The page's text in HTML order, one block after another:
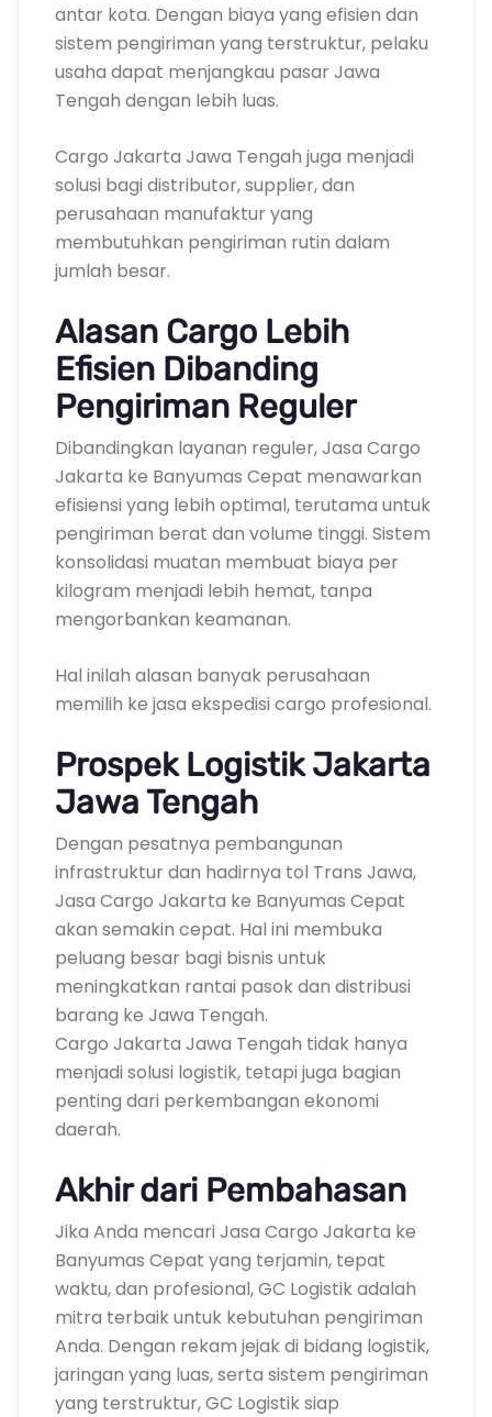
antar kota. Dengan biaya yang efisien dan
sistem pengiriman yang terstruktur, pelaku
usaha dapat menjangkau pasar Jawa
Tengah dengan lebih luas.
Cargo Jakarta Jawa Tengah juga menjadi
solusi bagi distributor, supplier, dan
perusahaan manufaktur yang
membutuhkan pengiriman rutin dalam
jumlah besar.
Alasan Cargo Lebih
Efisien Dibanding
Pengiriman Reguler
Dibandingkan layanan reguler, Jasa Cargo
Jakarta ke Banyumas Cepat menawarkan
efisiensi yang lebih optimal, terutama untuk
pengiriman berat dan volume tinggi. Sistem
konsolidasi muatan membuat biaya per
kilogram menjadi lebih hemat, tanpa
mengorbankan keamanan.
Hal inilah alasan banyak perusahaan
memilih ke jasa ekspedisi cargo profesional.
Prospek Logistik Jakarta
Jawa Tengah
Dengan pesatnya pembangunan
infrastruktur dan hadirnya tol Trans Jawa,
Jasa Cargo Jakarta ke Banyumas Cepat
akan semakin cepat. Hal ini membuka
peluang besar bagi bisnis untuk
meningkatkan rantai pasok dan distribusi
barang ke Jawa Tengah.
Cargo Jakarta Jawa Tengah tidak hanya
menjadi solusi logistik, tetapi juga bagian
penting dari perkembangan ekonomi
daerah.
Akhir dari Pembahasan
Jika Anda mencari Jasa Cargo Jakarta ke
Banyumas Cepat yang terjamin, tepat
waktu, dan profesional, GC Logistik adalah
mitra terbaik untuk kebutuhan pengiriman
Anda. Dengan rekam jejak di bidang logistik,
jaringan yang luas, serta sistem pengiriman
yang terstruktur, GC Logistik siap